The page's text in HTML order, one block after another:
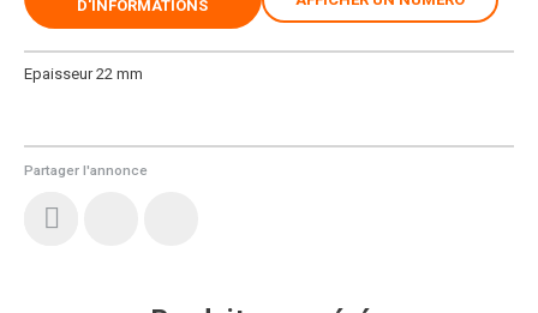
Partager l'annonce
Epaisseur 22 mm
D'INFORMATIONS